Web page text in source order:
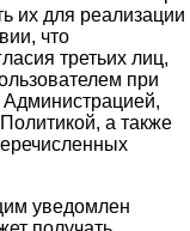
их для реализации
что
третьих лиц,
при
Администрацией,
а также
уведомлен